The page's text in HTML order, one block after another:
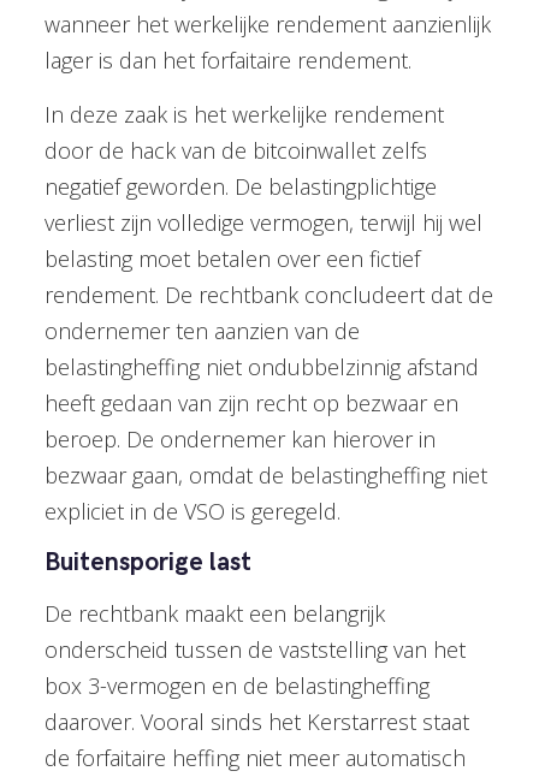
wanneer het werkelijke rendement aanzienlijk
lager is dan het forfaitaire rendement.
In deze zaak is het werkelijke rendement
door de hack van de bitcoinwallet zelfs
negatief geworden. De belastingplichtige
verliest zijn volledige vermogen, terwijl hij wel
belasting moet betalen over een fictief
rendement. De rechtbank concludeert dat de
ondernemer ten aanzien van de
belastingheffing niet ondubbelzinnig afstand
heeft gedaan van zijn recht op bezwaar en
beroep. De ondernemer kan hierover in
bezwaar gaan, omdat de belastingheffing niet
expliciet in de VSO is geregeld.
Buitensporige last
De rechtbank maakt een belangrijk
onderscheid tussen de vaststelling van het
box 3-vermogen en de belastingheffing
daarover. Vooral sinds het Kerstarrest staat
de forfaitaire heffing niet meer automatisch